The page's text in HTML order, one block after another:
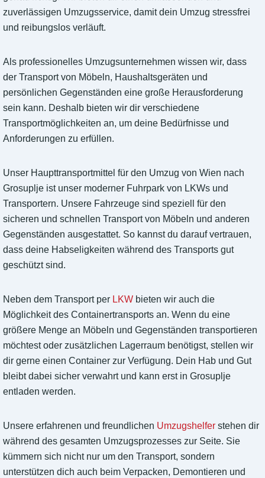
zuverlässigen Umzugsservice, damit dein Umzug stressfrei
und reibungslos verläuft.
Als professionelles Umzugsunternehmen wissen wir, dass
der Transport von Möbeln, Haushaltsgeräten und
persönlichen Gegenständen eine große Herausforderung
sein kann. Deshalb bieten wir dir verschiedene
Transportmöglichkeiten an, um deine Bedürfnisse und
Anforderungen zu erfüllen.
Unser Haupttransportmittel für den Umzug von Wien nach
Grosuplje ist unser moderner Fuhrpark von LKWs und
Transportern. Unsere Fahrzeuge sind speziell für den
sicheren und schnellen Transport von Möbeln und anderen
Gegenständen ausgestattet. So kannst du darauf vertrauen,
dass deine Habseligkeiten während des Transports gut
geschützt sind.
Neben dem Transport per LKW bieten wir auch die
Möglichkeit des Containertransports an. Wenn du eine
größere Menge an Möbeln und Gegenständen transportieren
möchtest oder zusätzlichen Lagerraum benötigst, stellen wir
dir gerne einen Container zur Verfügung. Dein Hab und Gut
bleibt dabei sicher verwahrt und kann erst in Grosuplje
entladen werden.
Unsere erfahrenen und freundlichen Umzugshelfer stehen dir
während des gesamten Umzugsprozesses zur Seite. Sie
kümmern sich nicht nur um den Transport, sondern
unterstützen dich auch beim Verpacken, Demontieren und